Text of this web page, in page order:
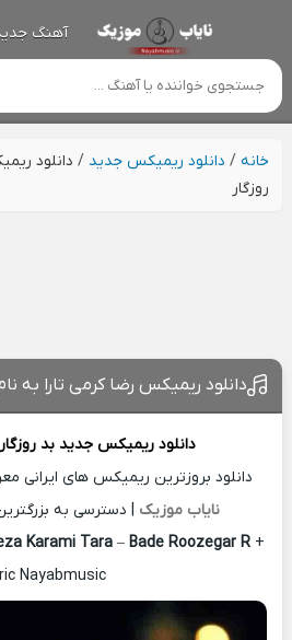
آهنگ
خانه/ دانلود ریمیکس جدید / دانلود
روزگار
دانلود ریمیکس رضا کرمی تارا به
دانلود ریمیکس جدید بد
دانلود بروزترین ریمیکس های ایرانی
نایاب موزیک | دسترسی به
Karami Tara – Bade Roozegar R +
Nayabmusic